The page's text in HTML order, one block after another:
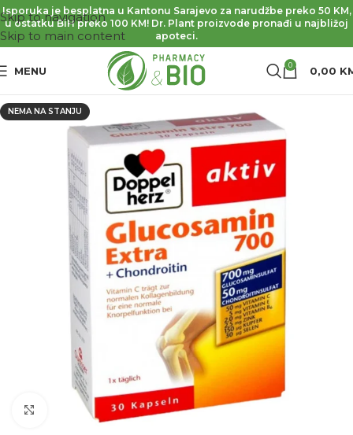
Skip to navigation
Skip to main content
Isporuka je besplatna u Kantonu Sarajevo za narudžbe preko 50 KM,
u ostatku BiH preko 100 KM! Dr. Plant proizvode pronađi u najbližoj
apoteci.
MENU 0 0,00
NEMA NA STANJU
Kliknite za povećanje